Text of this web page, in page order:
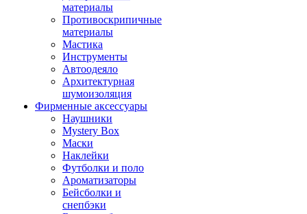
материалы
Противоскрипичные
материалы
Мастика
Инструменты
Автоодеяло
Архитектурная
шумоизоляция
Фирменные аксессуары
Наушники
Mystery Box
Маски
Наклейки
Футболки и поло
Ароматизаторы
Бейсболки и
снепбэки